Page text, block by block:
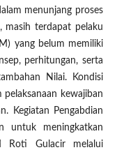
menunjang proses
masih terdapat pelaku
yang belum memiliki
perhitungan, serta
Nilai. Kondisi
kewajiban
Kegiatan Pengabdian
untuk meningkatkan
Roti Gulacir melalui